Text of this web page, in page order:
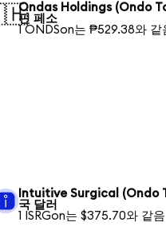
Ondas Holdings (Ondo
핀 페소
1 ONDSon는 ₱529.38와 같
Intuitive Surgical (Ondo
국 달러
1 ISRGon는 $375.70와 같음